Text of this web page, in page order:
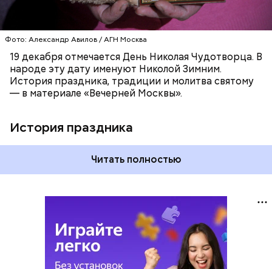
Фото: Александр Авилов / АГН Москва
19 декабря отмечается День Николая Чудотворца. В
народе эту дату именуют Николой Зимним.
История праздника, традиции и молитва святому
— в материале «Вечерней Москвы».
История праздника
Читать полностью